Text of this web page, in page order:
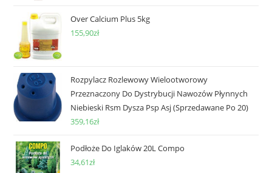
Over Calcium Plus 5kg
155,90zł
Rozpylacz Rozlewowy Wielootworowy
Przeznaczony Do Dystrybucji Nawozów Płynnych
Niebieski Rsm Dysza Psp Asj (Sprzedawane Po 20)
359,16zł
Podłoże Do Iglaków 20L Compo
34,61zł